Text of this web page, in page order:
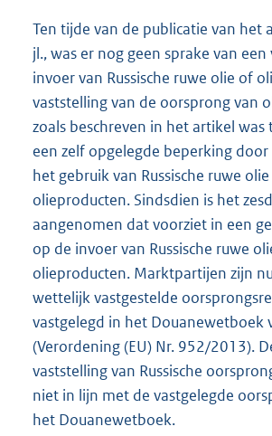
Ten tijde van de publicatie van het
jl., was er nog geen sprake van
invoer van Russische ruwe olie of
vaststelling van de oorsprong van
zoals beschreven in het artikel was
een zelf opgelegde beperking
het gebruik van Russische ruwe
olieproducten. Sindsdien is het
aangenomen dat voorziet in een
op de invoer van Russische ruwe
olieproducten. Marktpartijen zijn
wettelijk vastgestelde
vastgelegd in het Douanewetboek
(Verordening (EU) Nr. 952/2013).
vaststelling van Russische
niet in lijn met de vastgelegde
het Douanewetboek.